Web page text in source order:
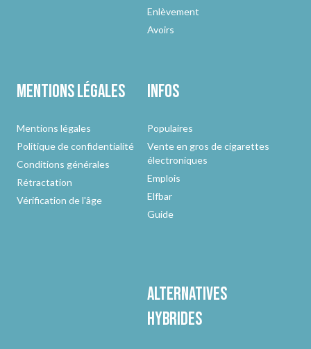
Enlèvement
Avoirs
Mentions légales
Mentions légales
Politique de confidentialité
Conditions générales
Rétractation
Vérification de l'âge
Infos
Populaires
Vente en gros de cigarettes
électroniques
Emplois
Elfbar
Guide
Alternatives
hybrides